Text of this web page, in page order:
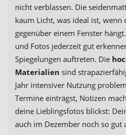
nicht verblassen. Die
kaum Licht, was ideal ist, wenn
gegenüber einem Fenster
und Fotos jederzeit gut
Spiegelungen auftreten. Die
Materialien sind
Jahr intensiver Nutzung
Termine einträgst, Notizen
deine Lieblingsfotos blickst:
auch im Dezember noch so gut